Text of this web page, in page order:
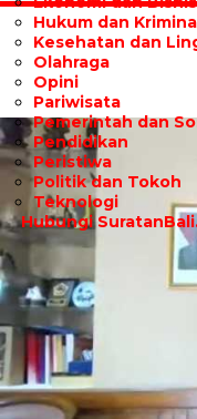
Hukum dan
Kesehatan dan
Olahraga
Opini
Pariwisata
Pemerintah dan
Pendidikan
Peristiwa
Politik dan Tokoh
Teknologi
Hubungi